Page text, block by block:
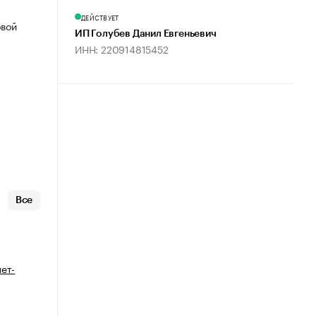
Все
ДЕЙСТВУЕТ
ИП Голубев Данил Евгеньевич
ИНН: 220914815452